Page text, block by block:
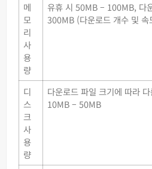
메
모
리
사
용
량
유휴 시 50MB – 100MB, 다
300MB (다운로드 개수 및 속
디
스
크
사
용
량
다운로드 파일 크기에 따라
10MB – 50MB